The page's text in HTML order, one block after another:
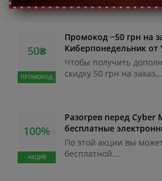
50₴
ПРОМОКОД
Промокод −50 грн на
Киберпонедельник от
Чтобы получить
скидку 50 грн на
100%
АКЦИЯ
Разогрев перед Cyber
бесплатные
По этой акции вы
бесплатной...